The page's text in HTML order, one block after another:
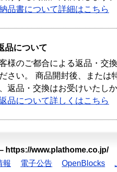
品書について詳細はこちら
品について
様のご都合による返品・交
さい。 商品開封後、または
返品・交換はお受けいたし
品について詳しくはこちら
https://www.plathome.co.jp/
報 電子公告 OpenBlocks